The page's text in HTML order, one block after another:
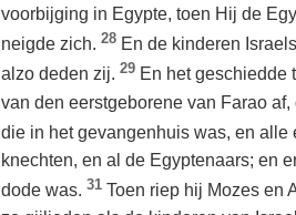
voorbijging in Egypte, toen Hij de
neigde zich. 28 En de kinderen
alzo deden zij. 29 En het geschiedde
van den eerstgeborene van Farao
die in het gevangenhuis was, en alle
knechten, en al de Egyptenaars; en
dode was. 31 Toen riep hij Mozes en